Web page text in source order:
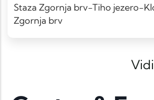
Staza Zgornja brv-Tiho jezero-
Zgornja brv